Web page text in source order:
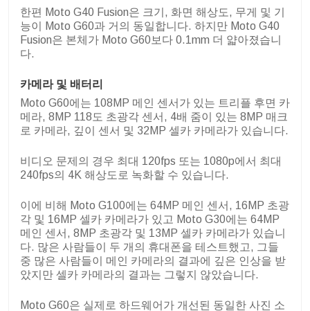
한편 Moto G40 Fusion은 크기, 화면 해상도, 무게 및 기
능이 Moto G60과 거의 동일합니다. 하지만 Moto G40
Fusion은 본체가 Moto G60보다 0.1mm 더 얇아졌습니
다.
카메라 및 배터리
Moto G60에는 108MP 메인 센서가 있는 트리플 후면 카
메라, 8MP 118도 초광각 센서, 4배 줌이 있는 8MP 매크
로 카메라, 깊이 센서 및 32MP 셀카 카메라가 있습니다.
비디오 문제의 경우 최대 120fps 또는 1080p에서 최대
240fps의 4K 해상도로 녹화할 수 있습니다.
이에 비해 Moto G100에는 64MP 메인 센서, 16MP 초광
각 및 16MP 셀카 카메라가 있고 Moto G30에는 64MP
메인 센서, 8MP 초광각 및 13MP 셀카 카메라가 있습니
다. 많은 사람들이 두 개의 휴대폰을 테스트했고, 그들
중 많은 사람들이 메인 카메라의 결과에 깊은 인상을 받
았지만 셀카 카메라의 결과는 그렇지 않았습니다.
Moto G60은 실제로 하드웨어가 개선된 동일한 사진 소